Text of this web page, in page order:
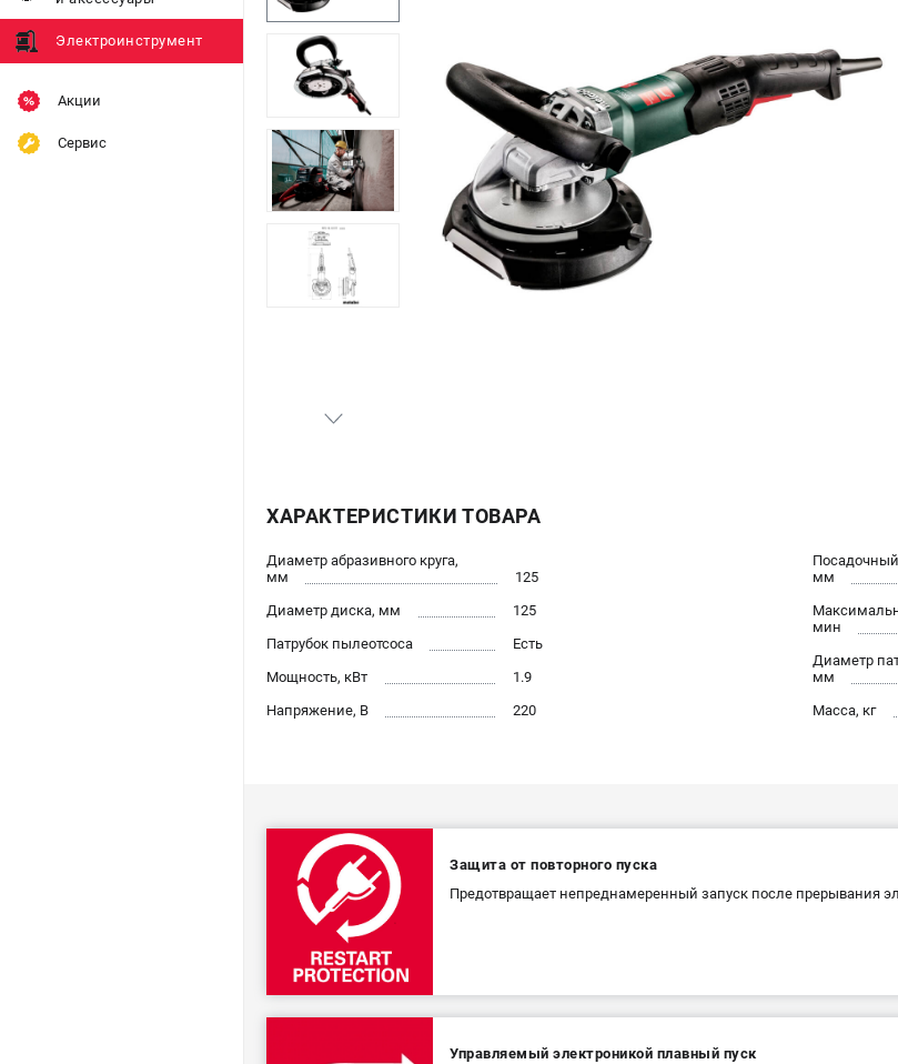
Электроинструмент
Акции
Сервис
ХАРАКТЕРИСТИКИ ТОВАРА
Диаметр абразивного круга,
мм
125
Диаметр диска, мм
125
Патрубок пылеотсоса
Есть
Мощность, кВт
1.9
Напряжение, В
220
мм
мин
Диаметр
мм
Масса, кг
Защита от повторного пуска
Предотвращает непреднамеренный запуск после прерывания
Управляемый электроникой плавный пуск